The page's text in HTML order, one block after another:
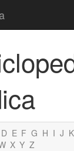
D E F G H I J K
X Y Z